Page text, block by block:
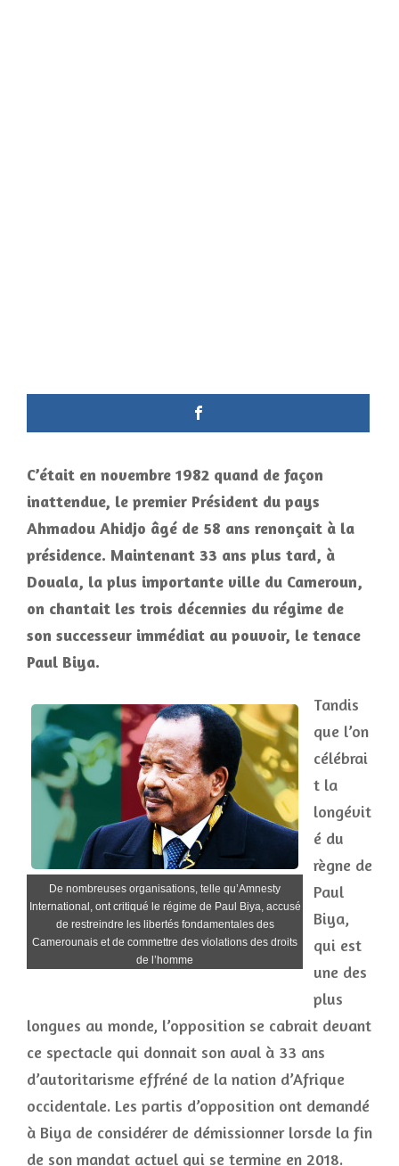
C’était en novembre 1982 quand de façon
inattendue, le premier Président du pays
Ahmadou Ahidjo âgé de 58 ans renonçait à la
présidence. Maintenant 33 ans plus tard, à
Douala, la plus importante ville du Cameroun,
on chantait les trois décennies du régime de
son successeur immédiat au pouvoir, le tenace
Paul Biya.
De nombreuses organisations, telle qu’Amnesty
International, ont critiqué le régime de Paul Biya, accusé
de restreindre les libertés fondamentales des
Camerounais et de commettre des violations des droits
de l’homme
Tandis
que l’on
célébrai
t la
longévit
é du
règne de
Paul
Biya,
qui est
une des
plus
longues au monde, l’opposition se cabrait devant
ce spectacle qui donnait son aval à 33 ans
d’autoritarisme effréné de la nation d’Afrique
occidentale. Les partis d’opposition ont demandé
à Biya de considérer de démissionner lorsde la fin
de son mandat actuel qui se termine en 2018.